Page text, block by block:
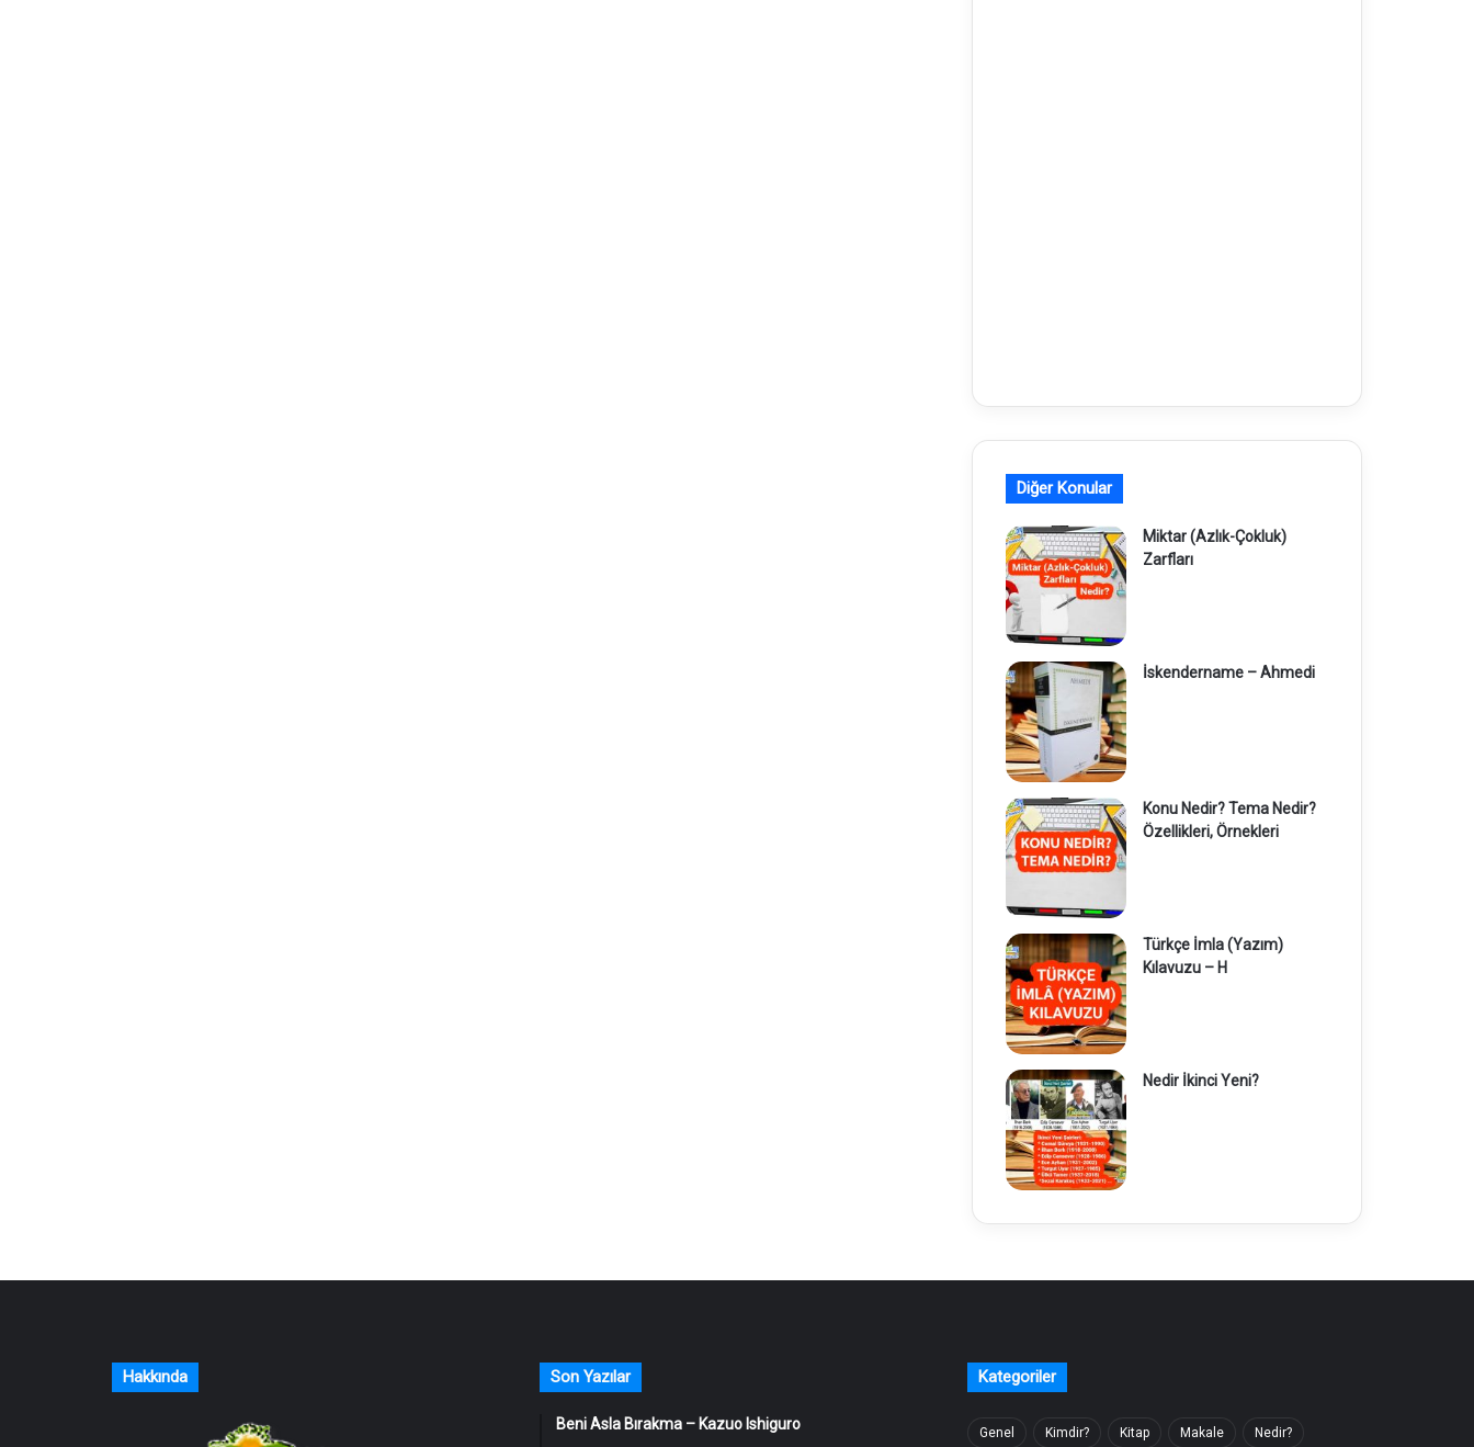
Diğer Konular
Miktar (Azlık-Çokluk)
Zarfları
İskendername – Ahmedi
Konu Nedir? Tema Nedir?
Özellikleri, Örnekleri
Türkçe İmla (Yazım)
Kılavuzu – H
Nedir İkinci Yeni?
Hakkında Son Yazılar
Beni Asla Bırakma – Kazuo Ishiguro
Kategoriler
Genel Kimdir? Kitap Makale Nedir?